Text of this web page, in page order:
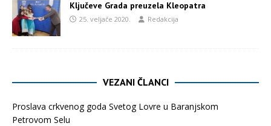
Ključeve Grada preuzela Kleopatra
25. veljače 2020. Redakcija
VEZANI ČLANCI
Proslava crkvenog goda Svetog Lovre u Baranjskom
Petrovom Selu